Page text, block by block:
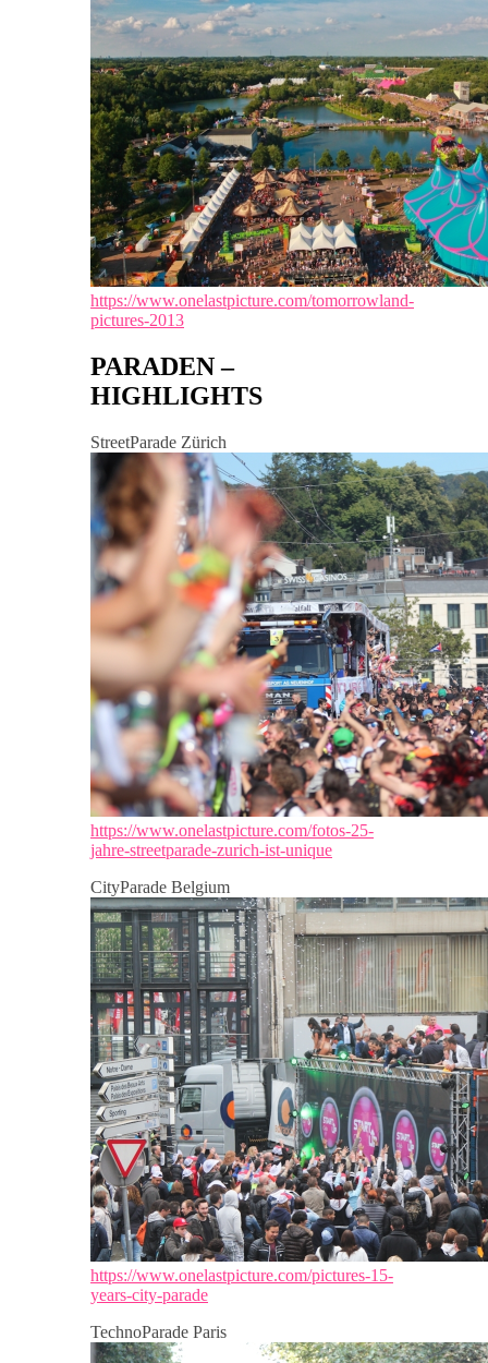
https://www.onelastpicture.com/tomorrowland-
pictures-2013
PARADEN –
HIGHLIGHTS
StreetParade Zürich
https://www.onelastpicture.com/fotos-25-
jahre-streetparade-zurich-ist-unique
CityParade Belgium
https://www.onelastpicture.com/pictures-15-
years-city-parade
TechnoParade Paris